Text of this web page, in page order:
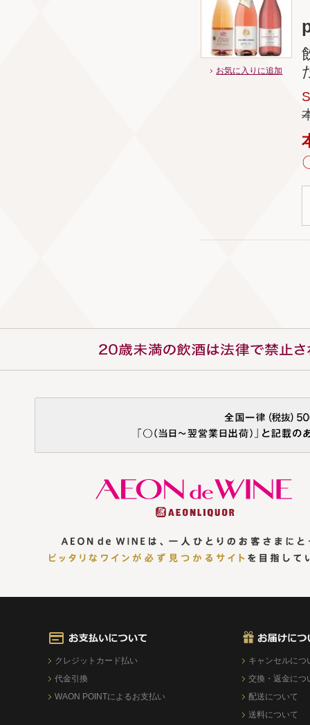
お気に入りに追加
クレジットカード払い
代金引換
WAON POINTによるお支払い
キャンセルにつ
交換・返金につ
配送について
送料について